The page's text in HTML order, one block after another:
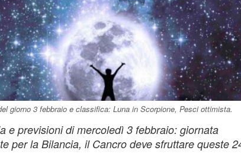
giorno 3 febbraio e classifica: Luna in Scorpione, Pesci ottimista.
e previsioni di mercoledì 3 febbraio: giornata
per la Bilancia, il Cancro deve sfruttare queste